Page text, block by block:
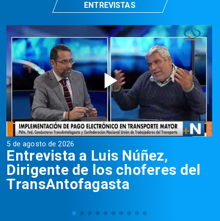
5 de agosto de 2026
Entrevista a Luis Núñez,
Dirigente de los choferes del
TransAntofagasta
ENTREVISTAS